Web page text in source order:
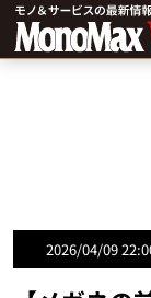
2026/04/09